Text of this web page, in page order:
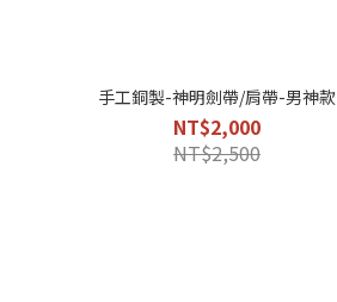
手工銅製-神明劍帶/肩帶-男神款
NT$2,000
NT$2,500